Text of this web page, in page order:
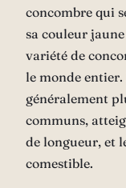
concombre qui
sa couleur
variété de
le monde
généralement
communs,
de longueur, et
comestible.